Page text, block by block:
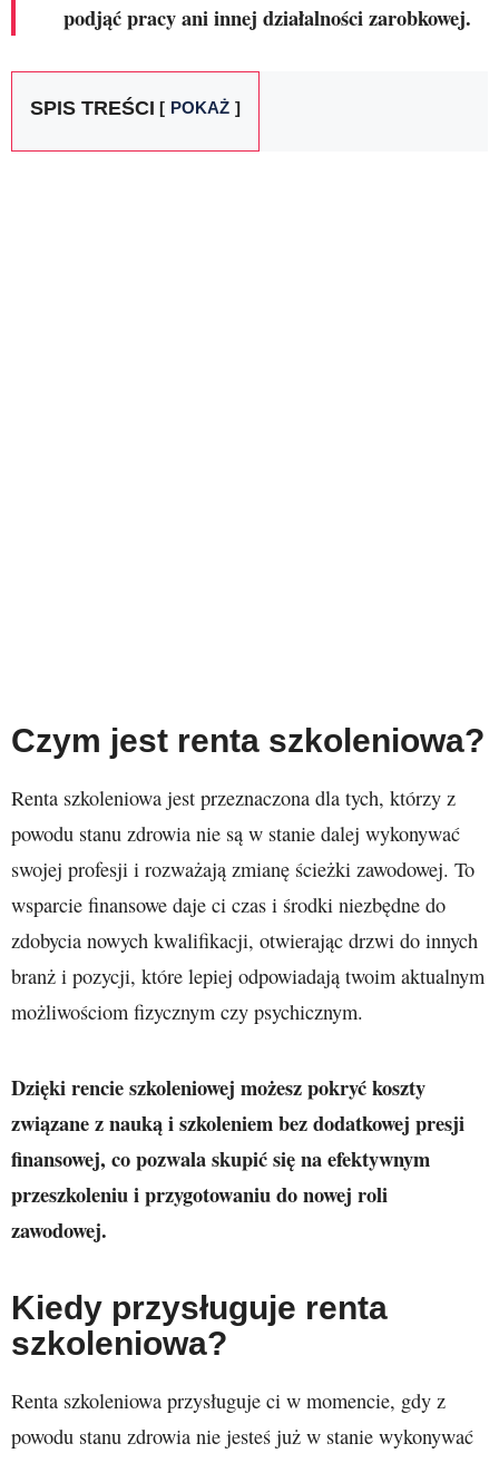
podjąć pracy ani innej działalności zarobkowej.
SPIS TREŚCI POKAŻ
Czym jest renta szkoleniowa?
Renta szkoleniowa jest przeznaczona dla tych, którzy z
powodu stanu zdrowia nie są w stanie dalej wykonywać
swojej profesji i rozważają zmianę ścieżki zawodowej. To
wsparcie finansowe daje ci czas i środki niezbędne do
zdobycia nowych kwalifikacji, otwierając drzwi do innych
branż i pozycji, które lepiej odpowiadają twoim aktualnym
możliwościom fizycznym czy psychicznym.
Dzięki rencie szkoleniowej możesz pokryć koszty
związane z nauką i szkoleniem bez dodatkowej presji
finansowej, co pozwala skupić się na efektywnym
przeszkoleniu i przygotowaniu do nowej roli
zawodowej.
Kiedy przysługuje renta
szkoleniowa?
Renta szkoleniowa przysługuje ci w momencie, gdy z
powodu stanu zdrowia nie jesteś już w stanie wykonywać